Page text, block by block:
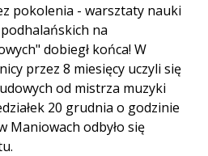
pokolenia - warsztaty nauki
na
dobiegł końca! W
przez 8 miesięcy uczyli się
od mistrza muzyki
20 grudnia o godzinie
Maniowach odbyło się